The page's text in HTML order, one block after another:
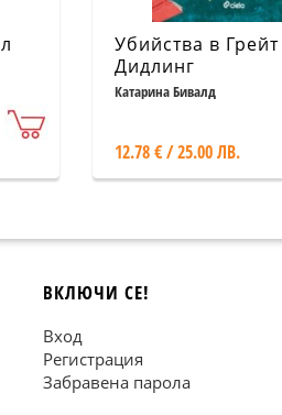
Убийства в Грейт
Дидлинг
Катарина Бивалд
12.78 € / 25.00 ЛВ.
ВКЛЮЧИ СЕ!
Вход
Регистрация
Забравена парола